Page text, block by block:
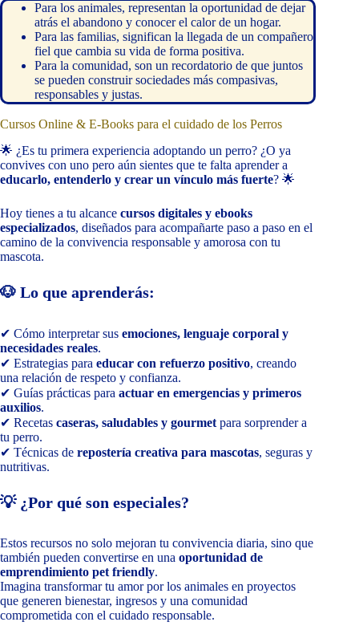
Para los animales, representan la oportunidad de dejar
atrás el abandono y conocer el calor de un hogar.
Para las familias, significan la llegada de un compañero
fiel que cambia su vida de forma positiva.
Para la comunidad, son un recordatorio de que juntos
se pueden construir sociedades más compasivas,
responsables y justas.
Cursos Online & E-Books para el cuidado de los Perros
🌟 ¿Es tu primera experiencia adoptando un perro? ¿O ya
convives con uno pero aún sientes que te falta aprender a
educarlo, entenderlo y crear un vínculo más fuerte? 🌟
Hoy tienes a tu alcance cursos digitales y ebooks
especializados, diseñados para acompañarte paso a paso en el
camino de la convivencia responsable y amorosa con tu
mascota.
🐶 Lo que aprenderás:
✔ Cómo interpretar sus emociones, lenguaje corporal y
necesidades reales.
✔ Estrategias para educar con refuerzo positivo, creando
una relación de respeto y confianza.
✔ Guías prácticas para actuar en emergencias y primeros
auxilios.
✔ Recetas caseras, saludables y gourmet para sorprender a
tu perro.
✔ Técnicas de repostería creativa para mascotas, seguras y
nutritivas.
💡 ¿Por qué son especiales?
Estos recursos no solo mejoran tu convivencia diaria, sino que
también pueden convertirse en una oportunidad de
emprendimiento pet friendly.
Imagina transformar tu amor por los animales en proyectos
que generen bienestar, ingresos y una comunidad
comprometida con el cuidado responsable.